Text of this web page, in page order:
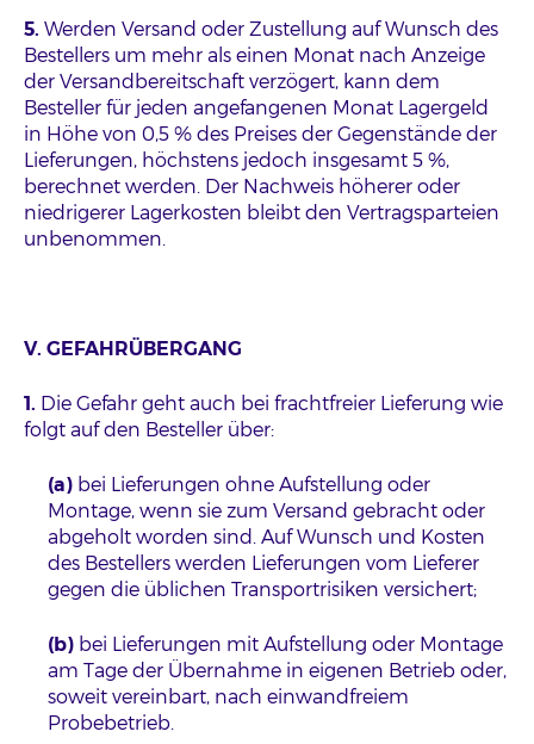
5. Werden Versand oder Zustellung auf Wunsch des
Bestellers um mehr als einen Monat nach Anzeige
der Versandbereitschaft verzögert, kann dem
Besteller für jeden angefangenen Monat Lagergeld
in Höhe von 0,5 % des Preises der Gegenstände der
Lieferungen, höchstens jedoch insgesamt 5 %,
berechnet werden. Der Nachweis höherer oder
niedrigerer Lagerkosten bleibt den Vertragsparteien
unbenommen.
V. GEFAHRÜBERGANG
1. Die Gefahr geht auch bei frachtfreier Lieferung wie
folgt auf den Besteller über:
(a) bei Lieferungen ohne Aufstellung oder
Montage, wenn sie zum Versand gebracht oder
abgeholt worden sind. Auf Wunsch und Kosten
des Bestellers werden Lieferungen vom Lieferer
gegen die üblichen Transportrisiken versichert;
(b) bei Lieferungen mit Aufstellung oder Montage
am Tage der Übernahme in eigenen Betrieb oder,
soweit vereinbart, nach einwandfreiem
Probebetrieb.